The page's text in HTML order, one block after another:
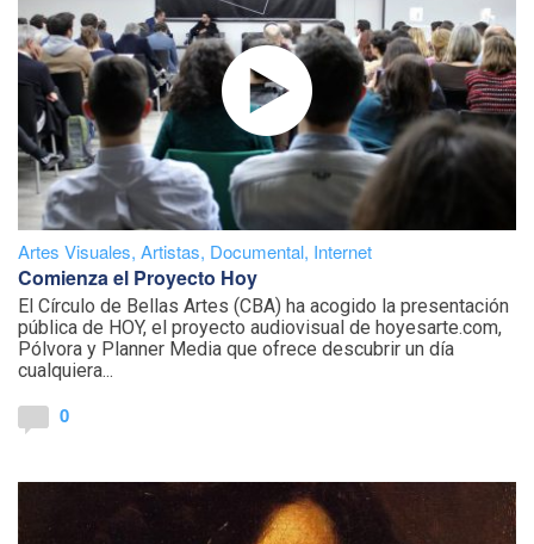
Artes Visuales, Artistas, Documental, Internet
Comienza el Proyecto Hoy
El Círculo de Bellas Artes (CBA) ha acogido la presentación
pública de HOY, el proyecto audiovisual de hoyesarte.com,
Pólvora y Planner Media que ofrece descubrir un día
cualquiera...
0